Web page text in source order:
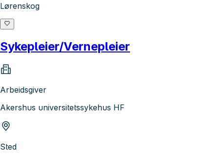
Lørenskog
Sykepleier/Vernepleier
Arbeidsgiver
Akershus universitetssykehus HF
Sted